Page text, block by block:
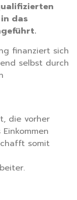
das
finanziert sich
selbst durch
die vorher
somit